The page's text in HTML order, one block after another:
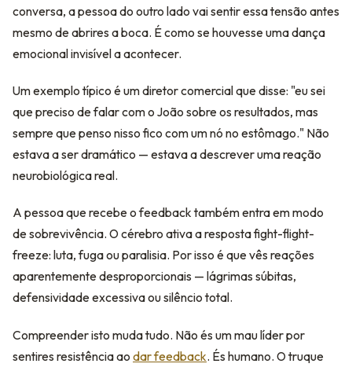
conversa, a pessoa do outro lado vai sentir essa tensão antes
mesmo de abrires a boca. É como se houvesse uma dança
emocional invisível a acontecer.
Um exemplo típico é um diretor comercial que disse: "eu sei
que preciso de falar com o João sobre os resultados, mas
sempre que penso nisso fico com um nó no estômago." Não
estava a ser dramático — estava a descrever uma reação
neurobiológica real.
A pessoa que recebe o feedback também entra em modo
de sobrevivência. O cérebro ativa a resposta fight-flight-
freeze: luta, fuga ou paralisia. Por isso é que vês reações
aparentemente desproporcionais — lágrimas súbitas,
defensividade excessiva ou silêncio total.
Compreender isto muda tudo. Não és um mau líder por
sentires resistência ao dar feedback. És humano. O truque